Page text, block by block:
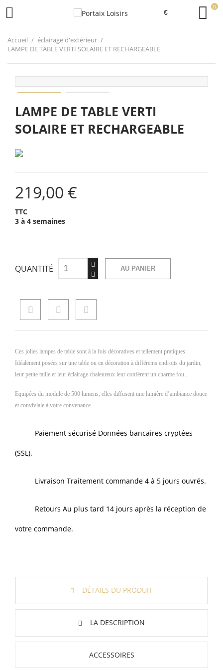
 0
Accueil
éclairage d'extérieur
LAMPE DE TABLE VERTI SOLAIRE ET RECHARGEABLE
LAMPE DE TABLE VERTI
SOLAIRE ET RECHARGEABLE
219,00 €
TTC
3 à 4 semaines
QUANTITÉ AU PANIER
Ces jolies lampes de table sont à la fois décoratives et tellement pratiques.
Idéalement posées sur une table ou en décoration à différents endroits du jardin,
leur petite taille et leur éclairage chaleureux leur confèrent un charme fou...
Equipées du module de 500 lumens, elles diffusent une lumière d’ambiance douce
et conviviale à votre convenance.
Paiement sécurisé Données bancaires cryptées
(SSL).
Livraison Traitement commande 4 à 5 jours ouvrés.
Retours Au plus tard 14 jours après la réception de
votre commande.
DÉTAILS DU PRODUIT
LA DESCRIPTION
ACCESSOIRES